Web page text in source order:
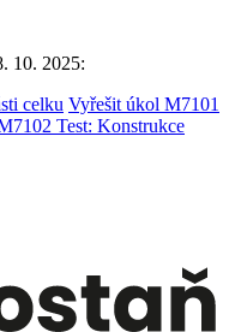
10. 2025:
celku Vyřešit úkol M7101
Test: Konstrukce